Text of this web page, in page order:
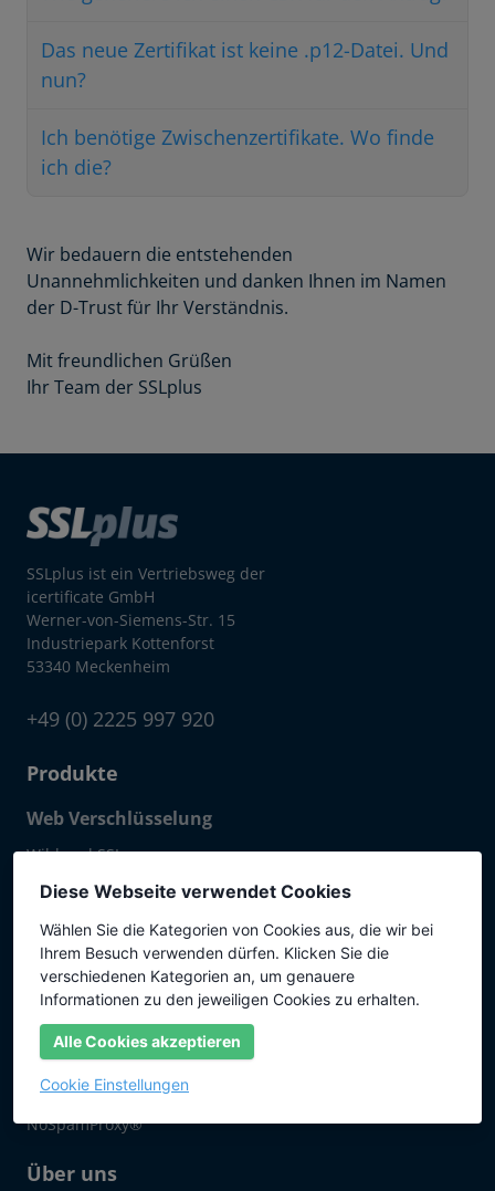
Das neue Zertifikat ist keine .p12-Datei. Und
nun?
Ich benötige Zwischenzertifikate. Wo finde
ich die?
Wir bedauern die entstehenden
Unannehmlichkeiten und danken Ihnen im Namen
der D-Trust für Ihr Verständnis.
Mit freundlichen Grüßen
Ihr Team der SSLplus
SSLplus ist ein Vertriebsweg der
icertificate GmbH
Werner-von-Siemens-Str. 15
Industriepark Kottenforst
53340 Meckenheim
+49 (0) 2225 997 920
Produkte
Web Verschlüsselung
Wildcard SSL
Multidomain (SAN)
Managed PKI
Dokumente & Software
E-Email-Zertifikate
Email-Zertifikate
Exchange Server, IIS
Internet Information Server
NoSpamProxy®
Über uns
Diese Webseite verwendet Cookies
Wählen Sie die Kategorien von Cookies aus, die wir bei
Ihrem Besuch verwenden dürfen. Klicken Sie die
verschiedenen Kategorien an, um genauere
Informationen zu den jeweiligen Cookies zu erhalten.
Alle Cookies akzeptieren
Cookie Einstellungen